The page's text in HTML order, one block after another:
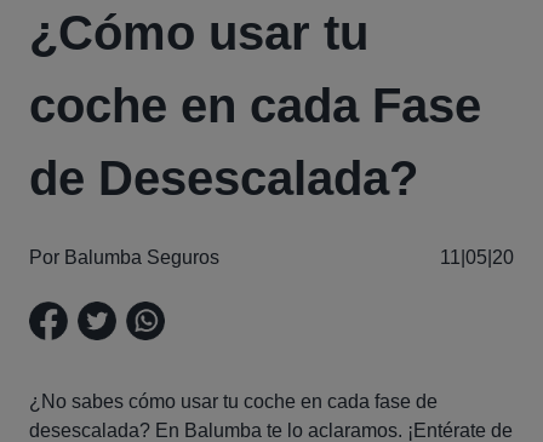
¿Cómo usar tu
coche en cada Fase
de Desescalada?
Por Balumba Seguros 11|05|20
¿No sabes cómo usar tu coche en cada fase de
desescalada? En Balumba te lo aclaramos. ¡Entérate de